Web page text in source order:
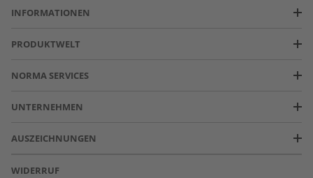
INFORMATIONEN
PRODUKTWELT
NORMA SERVICES
UNTERNEHMEN
AUSZEICHNUNGEN
WIDERRUF